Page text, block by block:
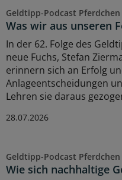
Geldtipp-Podcast
Was wir aus unseren
In der 62. Folge des
neue Fuchs, Stefan
erinnern sich an Erfolg
Anlageentscheidungen
Lehren sie daraus
28.07.2026
Geldtipp-Podcast
Wie sich nachhaltige